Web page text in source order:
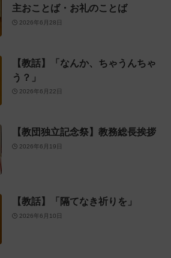
主おことば・お礼のことば
2026年6月28日
【教話】「なんか、ちゃうんちゃ
う？」
2026年6月22日
【教団独立記念祭】教務総長挨拶
2026年6月19日
【教話】「隔てなき祈りを」
2026年6月10日